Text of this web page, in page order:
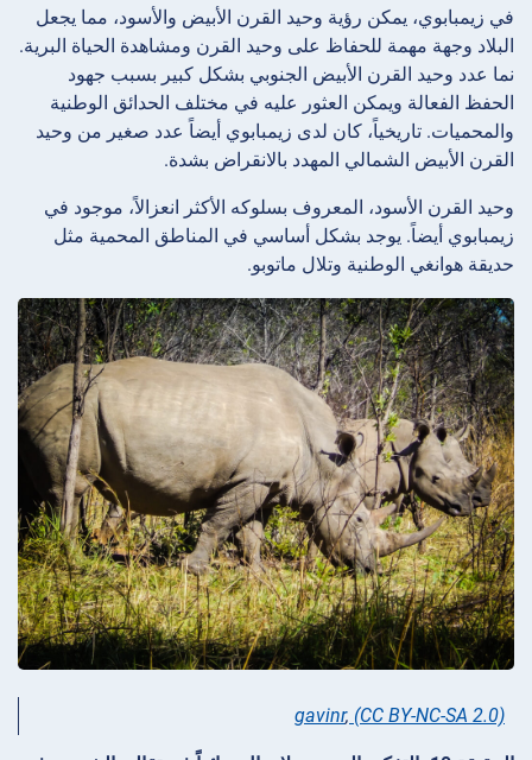
في زيمبابوي، يمكن رؤية وحيد القرن الأبيض والأسود، مما يجعل
البلاد وجهة مهمة للحفاظ على وحيد القرن ومشاهدة الحياة البرية.
نما عدد وحيد القرن الأبيض الجنوبي بشكل كبير بسبب جهود
الحفظ الفعالة ويمكن العثور عليه في مختلف الحدائق الوطنية
والمحميات. تاريخياً، كان لدى زيمبابوي أيضاً عدد صغير من وحيد
القرن الأبيض الشمالي المهدد بالانقراض بشدة.
وحيد القرن الأسود، المعروف بسلوكه الأكثر انعزالاً، موجود في
زيمبابوي أيضاً. يوجد بشكل أساسي في المناطق المحمية مثل
حديقة هوانغي الوطنية وتلال ماتوبو.
gavinr, (CC BY-NC-SA 2.0)